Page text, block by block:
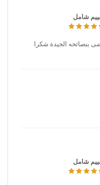
شامل
بنصائحه الجيدة شكرا
شامل